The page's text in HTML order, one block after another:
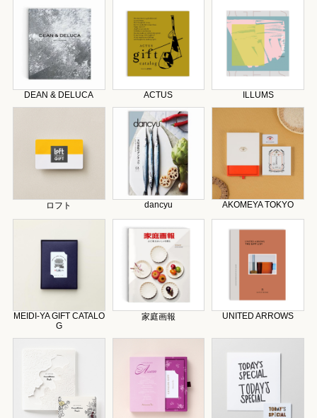
DEAN & DELUCA ACTUS ILLUMS
ロフト dancyu AKOMEYA TOKYO
MEIDI-YA GIFT CATALO
G
家庭画報 UNITED ARROWS